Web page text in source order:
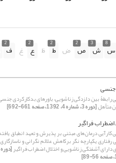
8
س
3
ش
2
ص ض
2
ط ظ
2
ع غ
2
ف
جنسی
رابطۀ بین دلزدگی زناشویی، باورهای بدکارکردی
متأهل[دوره 3، شماره 4، 1392، صفحه 661-692]
اضطراب فراگیر
کارآیی درمان‌های مبتنی بر پذیرش و تعهد انطباق
رفتاری یکپارچه نگر برکاهش علائم نگرانی و
دارای آشفتگی زناشویی و اختلال اضطراب فراگیر